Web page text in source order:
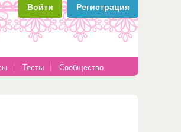
Войти Регистрация
Тесты Сообщество